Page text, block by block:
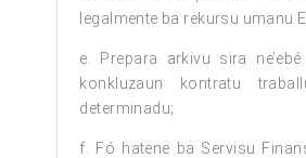
legalmente ba rekursu umanu
e. Prepara arkivu sira
konkluzaun kontratu
determinadu;
f. Fó hatene ba Servisu